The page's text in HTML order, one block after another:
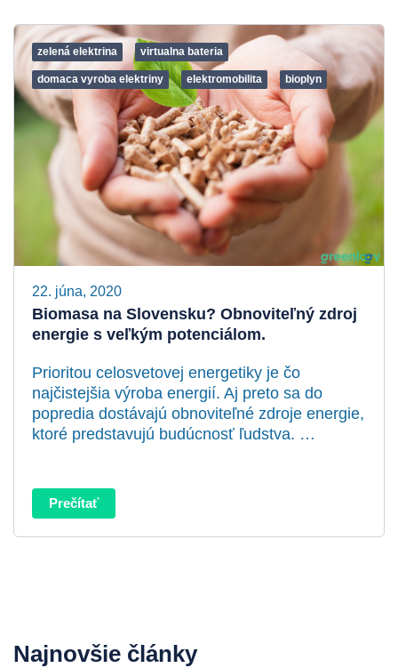
zelená elektrina virtualna bateria
domaca vyroba elektriny elektromobilita bioplyn
22. júna, 2020
Biomasa na Slovensku? Obnoviteľný zdroj
energie s veľkým potenciálom.
Prioritou celosvetovej energetiky je čo
najčistejšia výroba energií. Aj preto sa do
popredia dostávajú obnoviteľné zdroje energie,
ktoré predstavujú budúcnosť ľudstva. …
Prečítať
Najnovšie články